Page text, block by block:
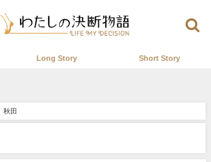
Long Story Short Story
秋田